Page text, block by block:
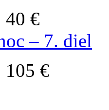
40 €
– 7. diel
105 €